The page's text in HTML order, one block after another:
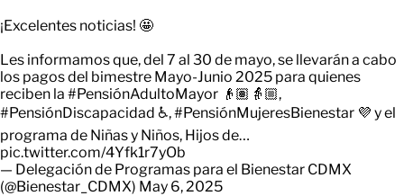
¡Excelentes noticias! 🤩
Les informamos que, del 7 al 30 de mayo, se llevarán a cabo
los pagos del bimestre Mayo-Junio 2025 para quienes
reciben la #PensiónAdultoMayor 👴🏽👵🏼,
#PensiónDiscapacidad ♿️,#PensiónMujeresBienestar 💜 y el
programa de Niñas y Niños, Hijos de…
pic.twitter.com/4Yfk1r7yOb
— Delegación de Programas para el Bienestar CDMX
(@Bienestar_CDMX) May 6, 2025